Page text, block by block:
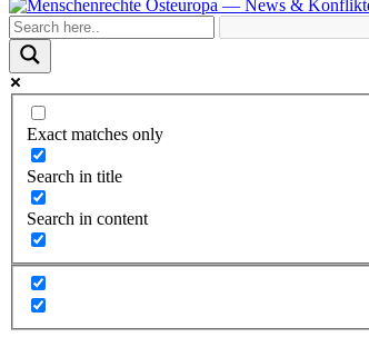
Facebook
X
YouTube
Instagram
Email
Exact matches only
Search in title
Search in content